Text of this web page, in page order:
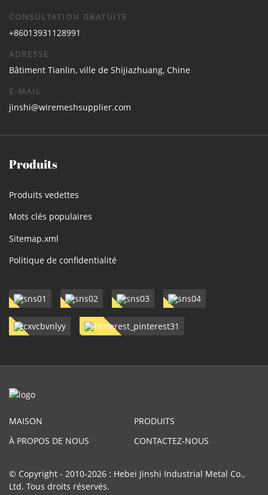
CONSULTATION GRATUITE
+86013931128991
ADRESSE
Bâtiment Tianlin, ville de Shijiazhuang, Chine
E-MAIL
jinshi@wiremeshsupplier.com
Produits
Produits vedettes
Mots clés populaires
Sitemap.xml
Politique de confidentialité
MAISON
PRODUITS
À PROPOS DE NOUS
CONTACTEZ-NOUS
© Copyright - 2010-2026 : Hebei Jinshi Industrial Metal Co.,
Ltd. Tous droits réservés.